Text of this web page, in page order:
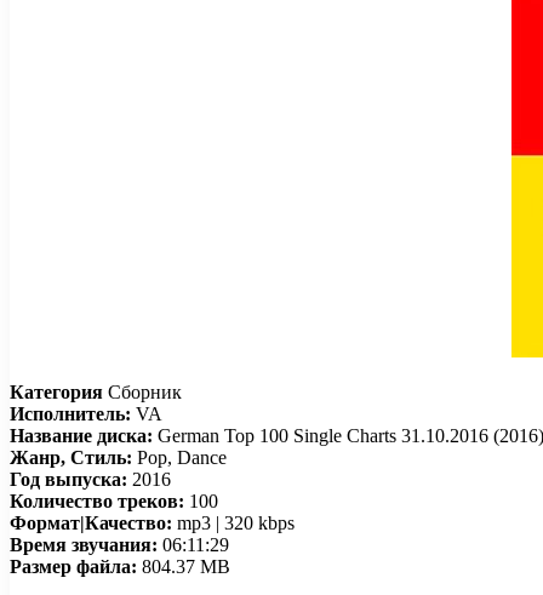
Категория Сборник
Исполнитель: VA
Название диска: German Top 100 Single Charts 31.10.2016 (2016)
Жанр, Стиль: Pop, Dance
Год выпуска: 2016
Количество треков: 100
Формат|Качество: mp3 | 320 kbps
Время звучания: 06:11:29
Размер файла: 804.37 MB